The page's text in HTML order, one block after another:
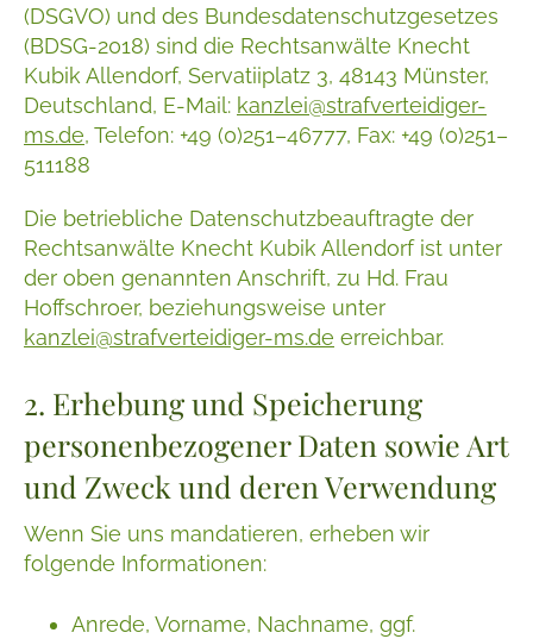
(DSGVO) und des Bundesdatenschutzgesetzes
(BDSG-2018) sind die Rechtsanwälte Knecht
Kubik Allendorf, Servatiiplatz 3, 48143 Münster,
Deutschland, E-Mail: kanzlei@strafverteidiger-
ms.de, Telefon: +49 (0)251–46777, Fax: +49 (0)251–
511188
Die betriebliche Datenschutzbeauftragte der
Rechtsanwälte Knecht Kubik Allendorf ist unter
der oben genannten Anschrift, zu Hd. Frau
Hoffschroer, beziehungsweise unter
kanzlei@strafverteidiger-ms.de erreichbar.
2. Erhebung und Speicherung
personenbezogener Daten sowie Art
und Zweck und deren Verwendung
Wenn Sie uns mandatieren, erheben wir
folgende Informationen:
Anrede, Vorname, Nachname, ggf.